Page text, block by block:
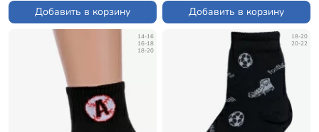
Добавить в корзину Добавить в корзину
14-16
16-18
18-20
18-20
20-22